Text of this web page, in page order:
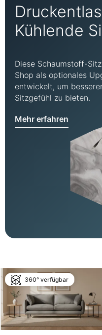
Kühlende
Diese Schaumstoff-
Shop als optionales
entwickelt, um
Sitzgefühl zu bieten.
Mehr erfahren
360° verfügbar